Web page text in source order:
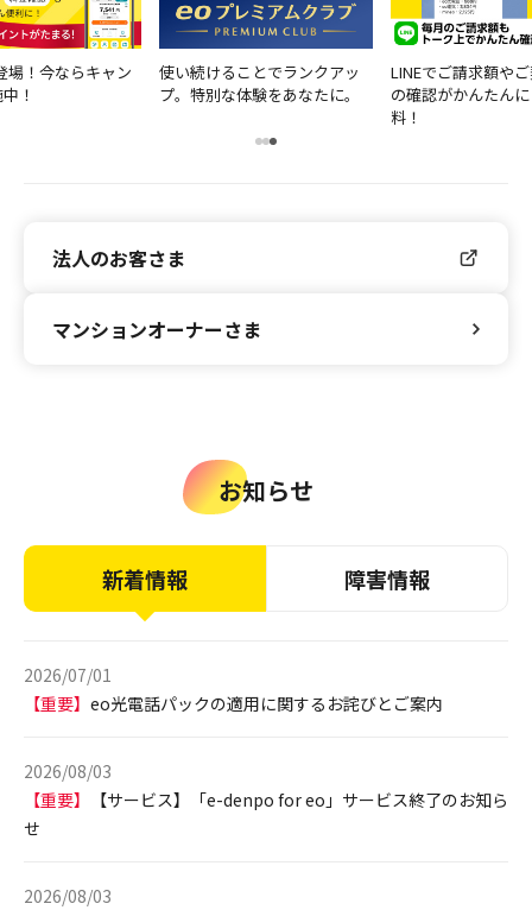
場！今ならキャン
！
使い続けることでランクアッ
プ。特別な体験をあなたに。
LINEでご請求額や
の確認がかんたん
料！
法人のお客さま
マンションオーナーさま
お知らせ
新着情報 障害情報
2026/07/01
【重要】 eo光電話パックの適用に関するお詫びとご案内
2026/08/03
【重要】
【サービス】「e-denpo for eo」サービス終了のお知ら
せ
2026/08/03